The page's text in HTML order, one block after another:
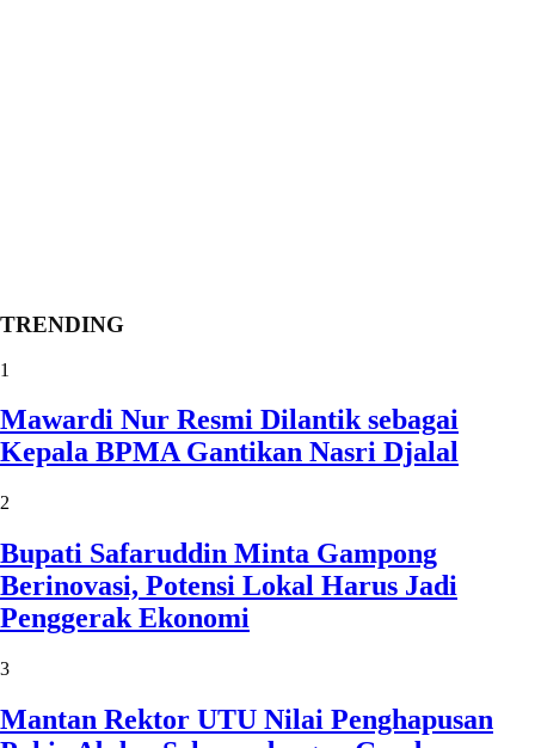
TRENDING
1
Mawardi Nur Resmi Dilantik sebagai
Kepala BPMA Gantikan Nasri Djalal
2
Bupati Safaruddin Minta Gampong
Berinovasi, Potensi Lokal Harus Jadi
Penggerak Ekonomi
3
Mantan Rektor UTU Nilai Penghapusan